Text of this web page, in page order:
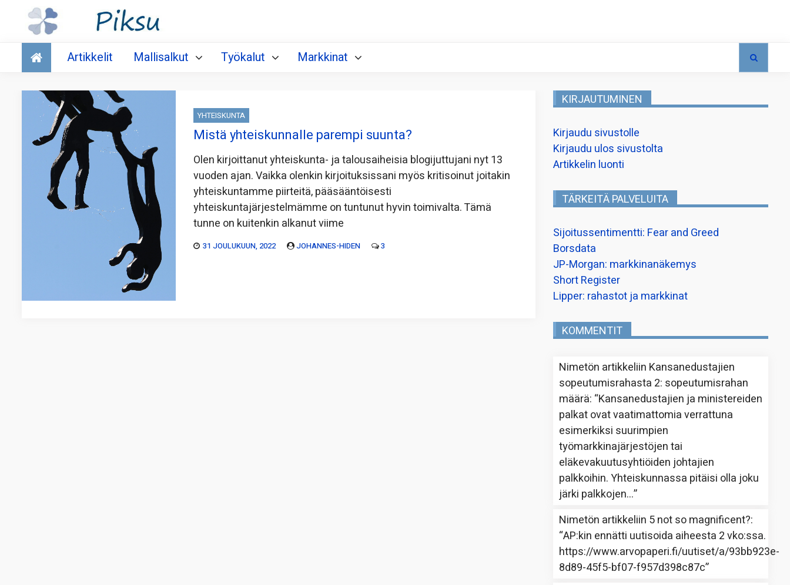
Talous
Artikkelit Mallisalkut Työkalut Markkinat
YHTEISKUNTA
Mistä yhteiskunnalle parempi suunta?
Olen kirjoittanut yhteiskunta- ja talousaiheisia blogijuttujani nyt 13
vuoden ajan. Vaikka olenkin kirjoituksissani myös kritisoinut joitakin
yhteiskuntamme piirteitä, pääsääntöisesti
yhteiskuntajärjestelmämme on tuntunut hyvin toimivalta. Tämä
tunne on kuitenkin alkanut viime
31 JOULUKUUN, 2022 JOHANNES-HIDEN 3
KIRJAUTUMINEN
Kirjaudu sivustolle
Kirjaudu ulos sivustolta
Artikkelin luonti
TÄRKEITÄ PALVELUITA
Sijoitussentimentti: Fear and Greed
Borsdata
JP-Morgan: markkinanäkemys
Short Register
Lipper: rahastot ja markkinat
KOMMENTIT
Nimetön artikkeliin Kansanedustajien
sopeutumisrahasta 2: sopeutumisrahan
määrä: “Kansanedustajien ja ministereiden
palkat ovat vaatimattomia verrattuna
esimerkiksi suurimpien
työmarkkinajärjestöjen tai
eläkevakuutusyhtiöiden johtajien
palkkoihin. Yhteiskunnassa pitäisi olla joku
järki palkkojen…”
Nimetön artikkeliin 5 not so magnificent?:
“AP:kin ennätti uutisoida aiheesta 2 vko:ssa.
https://www.arvopaperi.fi/uutiset/a/93bb923e-
8d89-45f5-bf07-f957d398c87c”